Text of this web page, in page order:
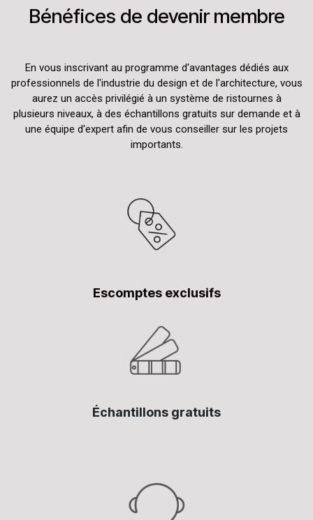
Bénéfices de devenir membre
En vous inscrivant au programme d'avantages dédiés aux
professionnels de l'industrie du design et de l'architecture, vous
aurez un accès privilégié à un système de ristournes à
plusieurs niveaux, à des échantillons gratuits sur demande et à
une équipe d'expert afin de vous conseiller sur les projets
importants.
Escomptes exclusifs
Échantillons gratuits